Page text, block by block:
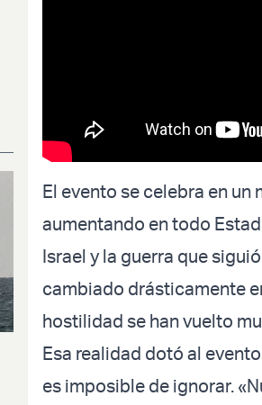
El evento se celebra en
aumentando en todo
Israel y la guerra que
cambiado drásticamente
hostilidad se han vuelto
Esa realidad dotó al
es imposible de ignorar.